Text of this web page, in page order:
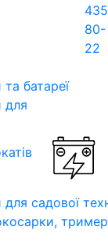
80-
22
батареї
для
садової